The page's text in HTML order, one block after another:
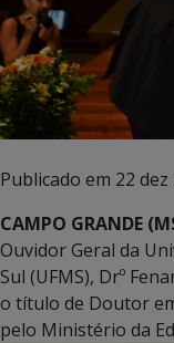
Publicado em 22 dez
CAMPO GRANDE
Ouvidor Geral da
Sul (UFMS), Drº
o título de Doutor
pelo Ministério da